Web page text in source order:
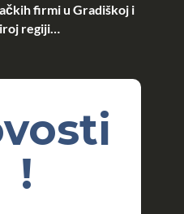
firmi u Gradiškoj i
regiji…
!